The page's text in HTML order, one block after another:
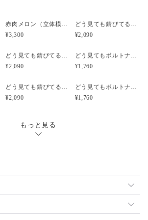
赤肉メロン（立体模型）小サイズ☆リアルな食品サンプルのフルーツピアス
¥3,300
どう見ても錆びてるボルトナットのピアス（立体模型）☆ぺケ鉄TOOL☆リアルな工具模型のピアス
¥2,090
どう見ても錆びてるボルトナットのキーホルダー【SABI】（立体模型）☆ぺケ鉄TOOL☆リアルな工具模型のキーホルダー
¥2,090
どう見てもボルトナットのキーホルダー【無限ネジネジ】（立体模型）☆ぺケ鉄TOOL☆リアルな工具模型のキーホルダー
¥1,760
どう見ても錆びてるボルトナットのイヤリング（立体模型）☆ぺケ鉄TOOL☆リアルな工具模型のイヤリング
¥2,090
どう見てもボルトナットのイヤリング（立体模型）☆ぺケ鉄TOOL☆リアルな工具模型のイヤリング
¥1,760
もっと見る